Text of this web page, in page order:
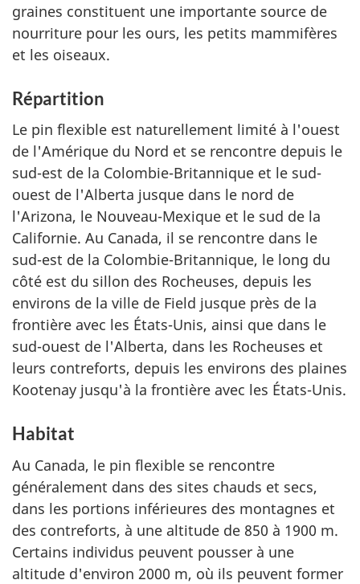
graines constituent une importante source de
nourriture pour les ours, les petits mammifères
et les oiseaux.
Répartition
Le pin flexible est naturellement limité à l'ouest
de l'Amérique du Nord et se rencontre depuis le
sud-est de la Colombie-Britannique et le sud-
ouest de l'Alberta jusque dans le nord de
l'Arizona, le Nouveau-Mexique et le sud de la
Californie. Au Canada, il se rencontre dans le
sud-est de la Colombie-Britannique, le long du
côté est du sillon des Rocheuses, depuis les
environs de la ville de Field jusque près de la
frontière avec les États-Unis, ainsi que dans le
sud-ouest de l'Alberta, dans les Rocheuses et
leurs contreforts, depuis les environs des plaines
Kootenay jusqu'à la frontière avec les États-Unis.
Habitat
Au Canada, le pin flexible se rencontre
généralement dans des sites chauds et secs,
dans les portions inférieures des montagnes et
des contreforts, à une altitude de 850 à 1900 m.
Certains individus peuvent pousser à une
altitude d'environ 2000 m, où ils peuvent former